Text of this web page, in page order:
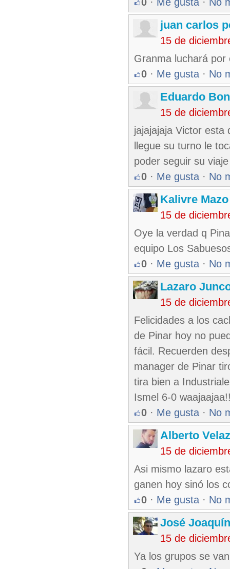
juan carlos
15 de
Granma luchará por
0 · Me gusta · No
Eduardo
15 de
jajajajaja Victor esta
llegue su turno le
poder seguir su
0 · Me gusta · No
Kalivre
15 de
Oye la verdad q
equipo Los
0 · Me gusta · No
Lazaro
15 de
Felicidades a los
de Pinar hoy no
fácil. Recuerden
manager de Pinar
tira bien a
Ismel 6-0
0 · Me gusta · No
Alberto
15 de
Asi mismo lazaro
ganen hoy sinó los
0 · Me gusta · No
José
15 de
Ya los grupos se